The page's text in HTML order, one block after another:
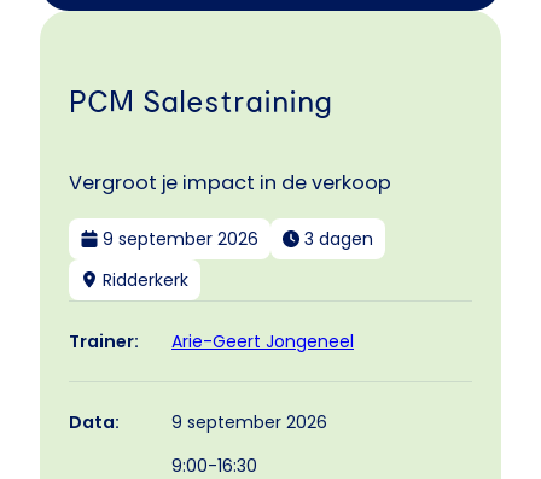
PCM Salestraining
Vergroot je impact in de verkoop
9 september 2026
3 dagen
Ridderkerk
Trainer: Arie-Geert Jongeneel
Data:
9 september 2026
9:00-16:30